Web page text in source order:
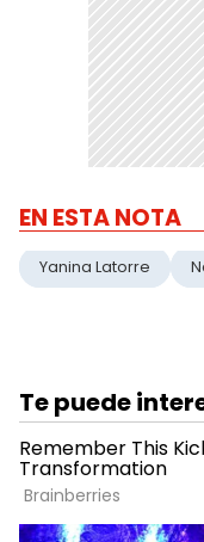
EN ESTA NOTA
Yanina Latorre